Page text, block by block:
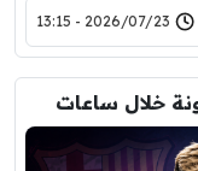
2026/07/23 - 13:15
خلال ساعات